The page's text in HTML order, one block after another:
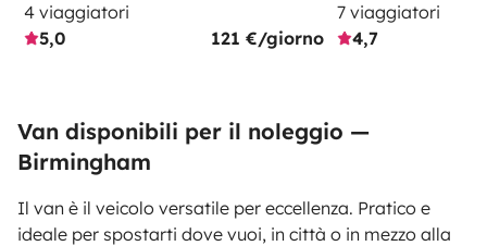
4 viaggiatori
5,0
121 €/giorno
7 viaggiatori
4,7
Van disponibili per il noleggio —
Birmingham
Il van è il veicolo versatile per eccellenza. Pratico e
ideale per spostarti dove vuoi, in città o in mezzo alla